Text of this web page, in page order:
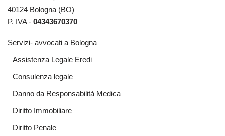
40124 Bologna (BO)
P. IVA - 04343670370
Servizi- avvocati a Bologna
Assistenza Legale Eredi
Consulenza legale
Danno da Responsabilità Medica
Diritto Immobiliare
Diritto Penale